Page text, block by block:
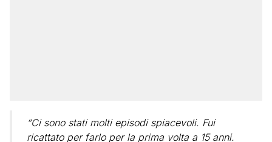
“Ci sono stati molti episodi spiacevoli. Fui
ricattato per farlo per la prima volta a 15 anni.